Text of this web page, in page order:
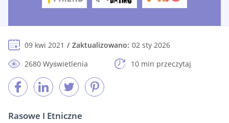
09 kwi 2021 Zaktualizowano: 02 sty 2026
2680 Wyświetlenia
10 min przeczytaj
Rasowe I Etniczne